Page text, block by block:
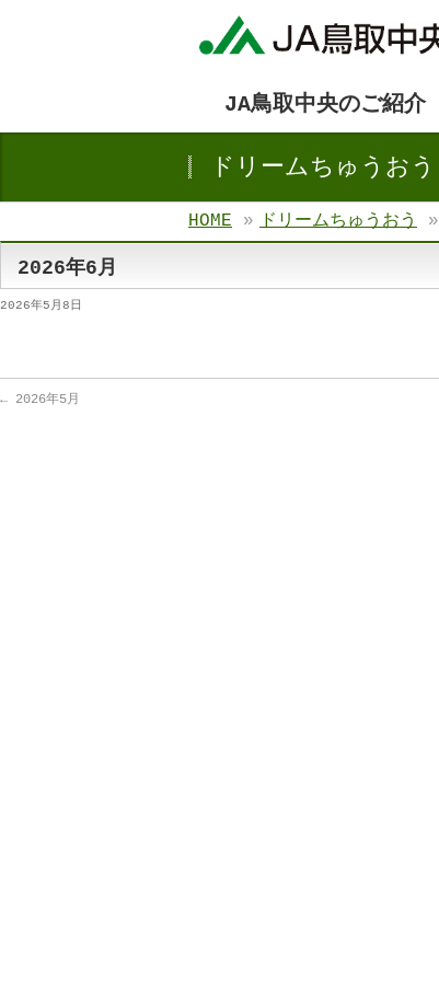
JA鳥取中央のご紹介
ドリームちゅうおう
HOME » ドリームちゅうおう »
2026年6月
2026年5月8日
← 2026年5月